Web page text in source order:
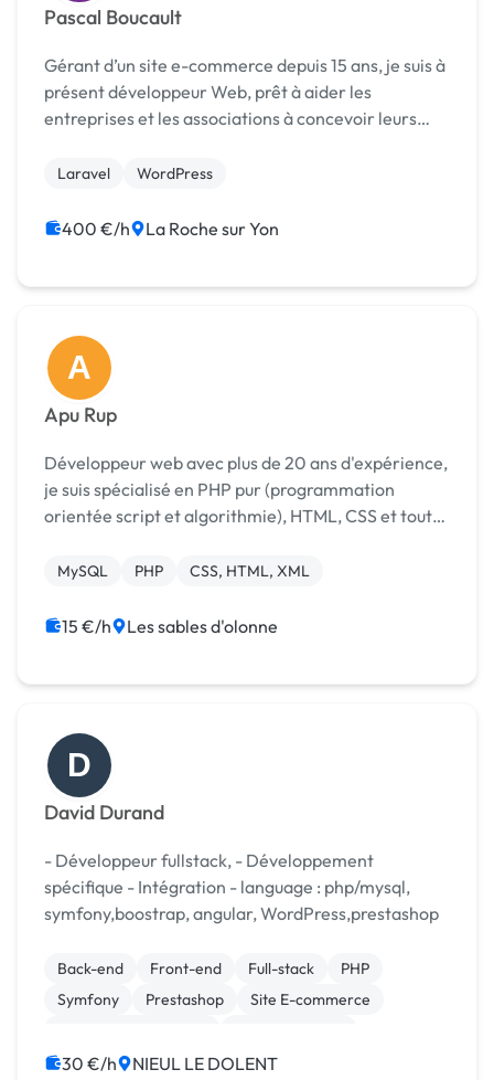
Pascal Boucault
Gérant d’un site e-commerce depuis 15 ans, je suis à
présent développeur Web, prêt à aider les
entreprises et les associations à concevoir leurs
Laravel WordPress
400 €/h La Roche sur Yon
A
Apu Rup
Développeur web avec plus de 20 ans d'expérience,
je suis spécialisé en PHP pur (programmation
orientée script et algorithmie), HTML, CSS et tout
sur-mesure. ✅ Expertise confirmée en création de
MySQL PHP CSS, HTML, XML
15 €/h Les sables d'olonne
D
David Durand
- Développeur fullstack, - Développement
spécifique - Intégration - language : php/mysql,
symfony,boostrap, angular, WordPress,prestashop
Back-end Front-end Full-stack
PHP
Symfony
Prestashop
Site E-commerce
Création de site internet
30 €/h NIEUL LE DOLENT